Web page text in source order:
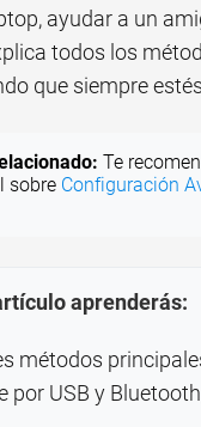
ayudar a un
todos los
que siempre
Te
sobre Configuración
aprenderás:
métodos
por USB y